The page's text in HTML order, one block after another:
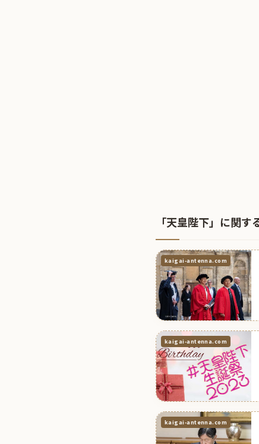
「天皇陛下」に関す
kaigai-antenna.com
kaigai-antenna.com
kaigai-antenna.com